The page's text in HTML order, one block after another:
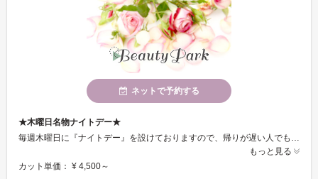
ネットで予約する
★木曜日名物ナイトデー★
もっと見る
カット単価： ¥ 4,500～